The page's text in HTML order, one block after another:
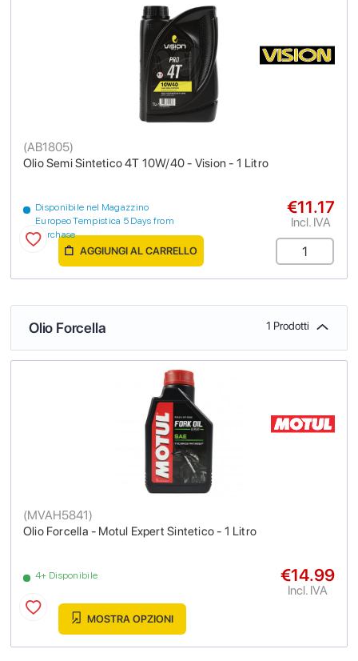
Olio Semi Sintetico 4T 10W/40 - Vision - 1 Litro
(AB1805)
Disponibile nel Magazzino
Europeo Tempistica 5 Days from
purchase
€11.17
Incl. IVA
AGGIUNGI AL CARRELLO
Olio Forcella 1 Prodotti
Olio Forcella - Motul Expert Sintetico - 1 Litro
(MVAH5841)
4+ Disponibile €14.99
Incl. IVA
MOSTRA OPZIONI